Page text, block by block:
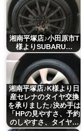
湘南平塚店♪小田原市T
様よりSUBARU…
湘南平塚店♪K様より日
産セレナのタイヤ交換
を承りました♪決め手は
「HPの見やすさ、予約
のしやすさ、タイヤ…